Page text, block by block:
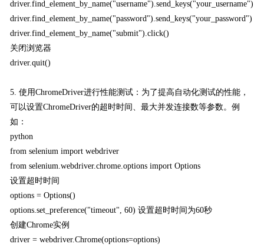
driver.find_element_by_name("username").send_keys("your_username")
driver.find_element_by_name("password").send_keys("your_password")
driver.find_element_by_name("submit").click()
关闭浏览器
driver.quit()
5. 使用ChromeDriver进行性能测试：为了提高自动化测试的性能，
可以设置ChromeDriver的超时时间、最大并发连接数等参数。例
如：
python
from selenium import webdriver
from selenium.webdriver.chrome.options import Options
设置超时时间
options = Options()
options.set_preference("timeout", 60) 设置超时时间为60秒
创建Chrome实例
driver = webdriver.Chrome(options=options)